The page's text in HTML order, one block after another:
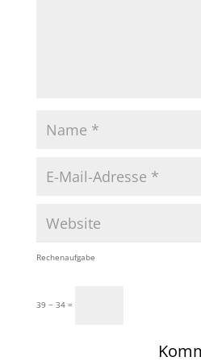
Rechenaufgabe
39 − 34 =